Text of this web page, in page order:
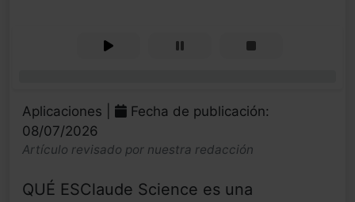
Aplicaciones |
Fecha de publicación:
08/07/2026
Artículo revisado por nuestra redacción
QUÉ ESClaude Science es una